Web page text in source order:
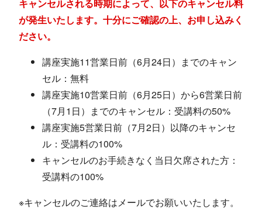
キャンセルされる時期によって、以下のキャンセル料
が発生いたします。十分にご確認の上、お申し込みく
ださい。
講座実施11営業日前（6月24日）までのキャン
セル：無料
講座実施10営業日前（6月25日）から6営業日前
（7月1日）までのキャンセル：受講料の50%
講座実施5営業日前（7月2日）以降のキャンセ
ル：受講料の100%
キャンセルのお手続きなく当日欠席された方：
受講料の100%
※キャンセルのご連絡はメールでお願いいたします。